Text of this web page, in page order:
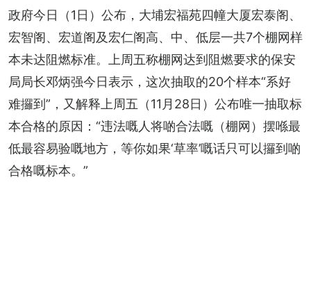
政府今日（1日）公布，大埔宏福苑四幢大厦宏泰阁、
宏智阁、宏道阁及宏仁阁高、中、低层一共7个棚网样
本未达阻燃标准。上周五称棚网达到阻燃要求的保安
局局长邓炳强今日表示，这次抽取的20个样本“系好
难攞到”，又解释上周五（11月28日）公布唯一抽取标
本合格的原因：“违法嘅人将啲合法嘅（棚网）摆喺最
低最容易验嘅地方，等你如果‘草率’嘅话只可以攞到啲
合格嘅标本。”